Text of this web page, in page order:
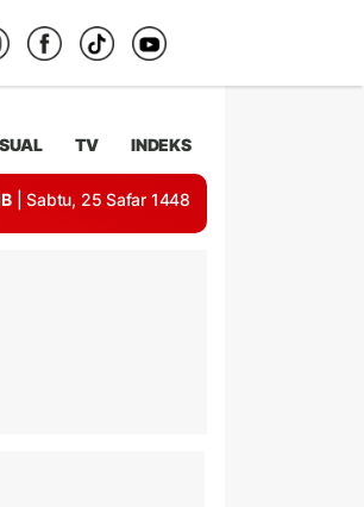
TV INDEKS
| Sabtu, 25 Safar 1448